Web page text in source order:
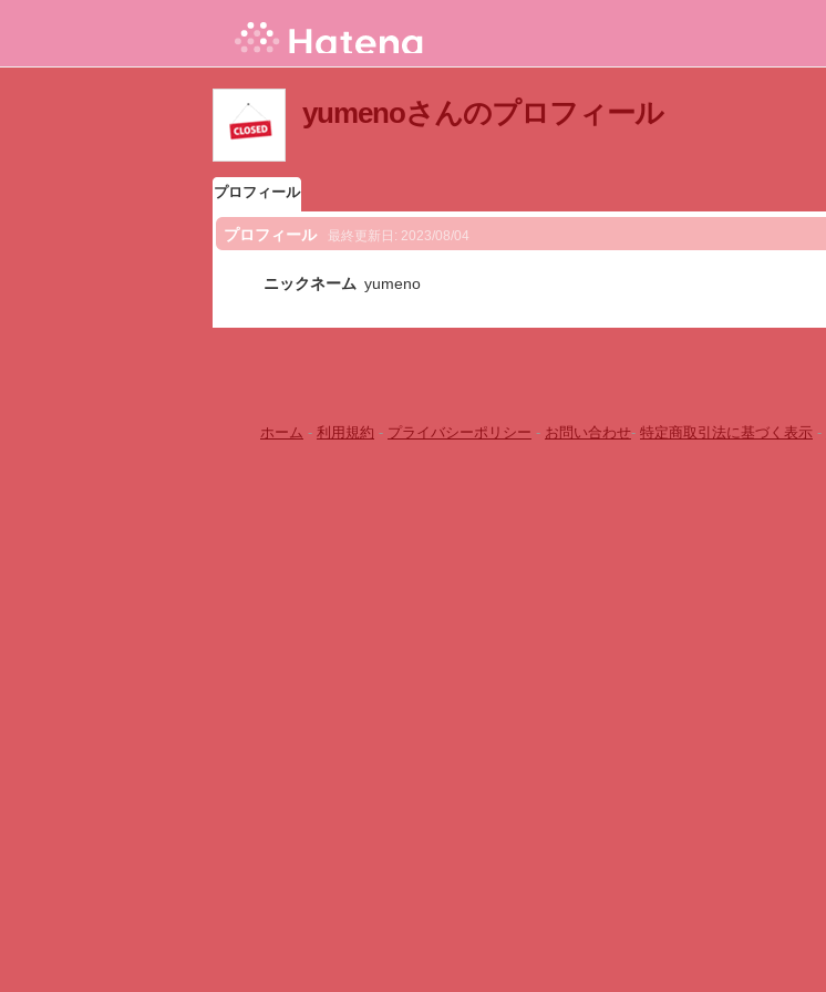
yumenoさんのプロフィール
プロフィール
プロフィール 最終更新日: 2023/08/04
ニックネーム yumeno
ホーム - 利用規約 - プライバシーポリシー - お問い合わせ- 特定商取引法に基づく表示 -